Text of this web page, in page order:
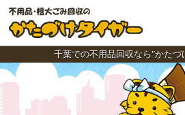
千葉での不用品回収なら"かたづ